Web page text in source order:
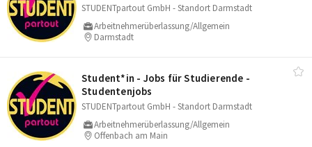
STUDENTpartout GmbH - Standort Darmstadt
Arbeitnehmerüberlassung/Allgemein
Darmstadt
Student*in - Jobs für Studierende -
Studentenjobs
STUDENTpartout GmbH - Standort Darmstadt
Arbeitnehmerüberlassung/Allgemein
Offenbach am Main